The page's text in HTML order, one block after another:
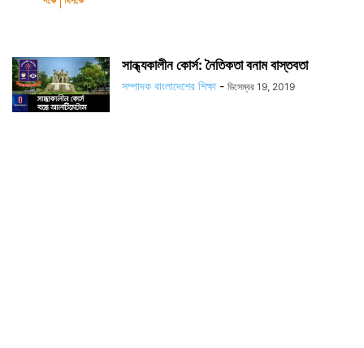
সান্ধ্যকালীন কোর্স: নৈতিকতা বনাম বাস্তবতা
সম্পাদক বাংলাদেশের শিক্ষা - ডিসেম্বর 19, 2019